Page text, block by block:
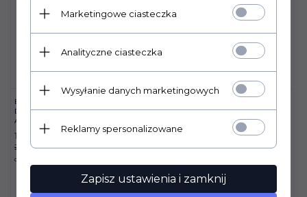
BLUZA JEŹDZIECKA
DAMSKA FAIR PLAY
ARIANNA STALOWONIEB
183, PLN
282,00 PLN
Oszczędzasz
BUTY OUTDOOROWE /
STAJENNE HORKA
HIGHLANDER - BRĄZ /
Marketingowe ciasteczka
Analityczne ciasteczka
Wysyłanie danych marketingowych
Reklamy spersonalizowane
Zapisz ustawienia i zamknij